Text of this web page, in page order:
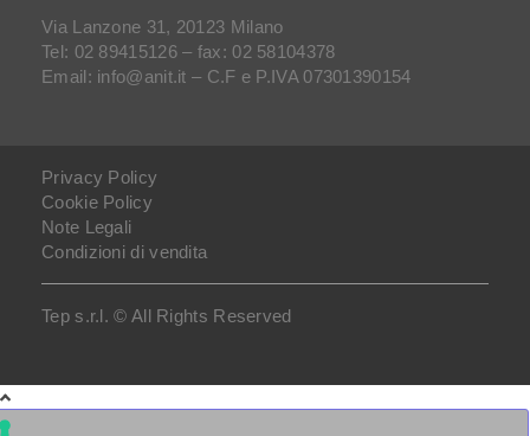
Via Lanzone 31, 20123 Milano
Tel: 02 89415126 – fax: 02 58104378
Email: info@anit.it – C.F e P.IVA 07301390154
Tep s.r.l. © All Rights Reserved
Privacy Policy
Cookie Policy
Note Legali
Condizioni di vendita